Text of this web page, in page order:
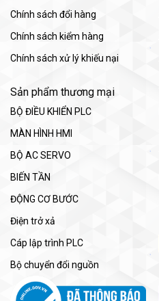
Chính sách đổi hàng
Chính sách kiểm hàng
Chính sách xử lý khiếu nại
Sản phẩm thương mại
BỘ ĐIỀU KHIỂN PLC
MÀN HÌNH HMI
BỘ AC SERVO
BIẾN TẦN
ĐỘNG CƠ BƯỚC
Điện trở xả
Cáp lập trình PLC
Bộ chuyển đổi nguồn